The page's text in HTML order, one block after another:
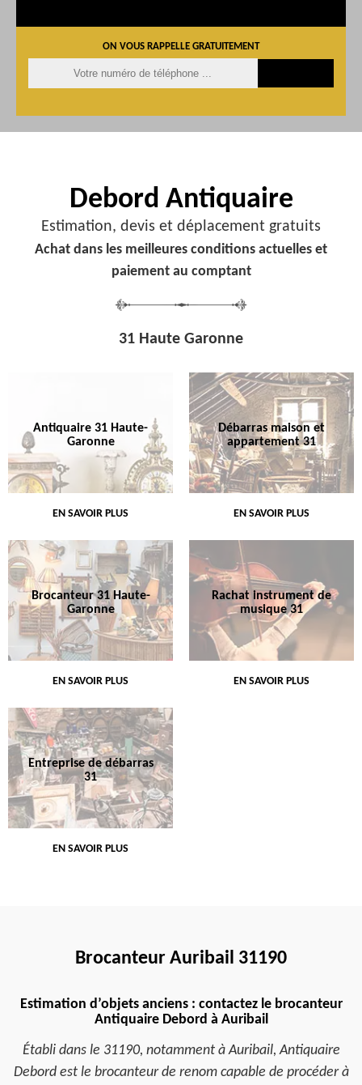
ON VOUS RAPPELLE GRATUITEMENT
Debord Antiquaire
Estimation, devis et déplacement gratuits
Achat dans les meilleures conditions actuelles et
paiement au comptant
31 Haute Garonne
Antiquaire 31 Haute-
Garonne
EN SAVOIR PLUS
Débarras maison et
appartement 31
EN SAVOIR PLUS
Brocanteur 31 Haute-
Garonne
EN SAVOIR PLUS
Rachat instrument de
musique 31
EN SAVOIR PLUS
Entreprise de débarras
31
EN SAVOIR PLUS
Brocanteur Auribail 31190
Estimation d’objets anciens : contactez le brocanteur
Antiquaire Debord à Auribail
Établi dans le 31190, notamment à Auribail, Antiquaire
Debord est le brocanteur de renom capable de procéder à